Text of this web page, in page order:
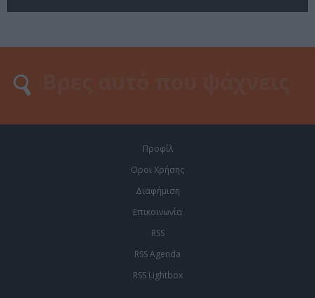
Προφίλ
Οροι Χρήσης
Διαφήμιση
Επικοινωνία
RSS
RSS Agenda
RSS Lightbox